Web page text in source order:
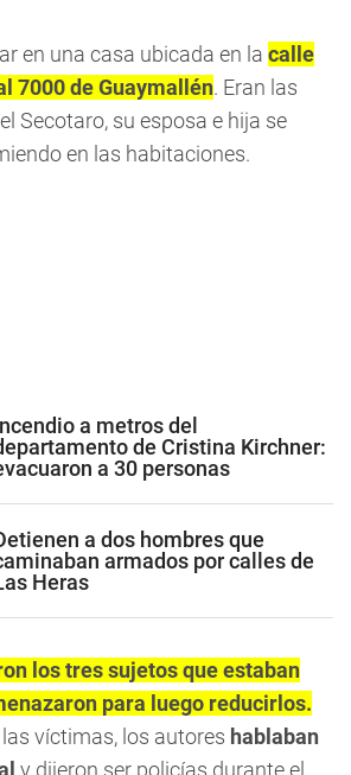
en una casa ubicada en la calle
7000 de Guaymallén. Eran las
Secotaro, su esposa e hija se
en las habitaciones.
a metros del
de Cristina Kirchner:
a 30 personas
a dos hombres que
armados por calles de
Heras
los tres sujetos que estaban
para luego reducirlos.
víctimas, los autores hablaban
y dijeron ser policías durante el